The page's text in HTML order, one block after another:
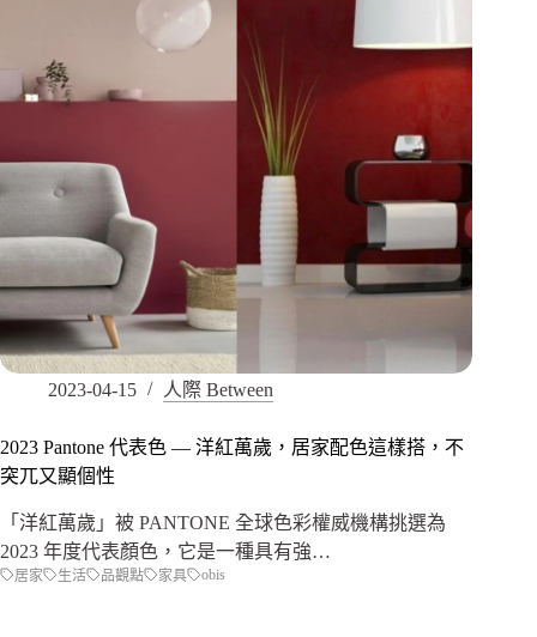
2023-04-15 人際 Between
2023 Pantone 代表色 — 洋紅萬歲，居家配色這樣搭，不
突兀又顯個性
「洋紅萬歲」被 PANTONE 全球色彩權威機構挑選為
2023 年度代表顏色，它是一種具有強…
居家 生活 品觀點 家具 obis